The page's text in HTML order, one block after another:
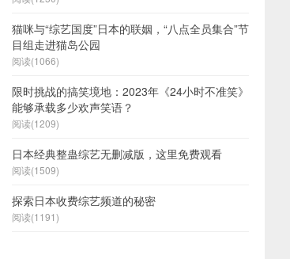
猫咪与“综艺国度”日本的联姻，“八点全员集合”节
目组走进猫岛公园
阅读(1066)
限时挑战的搞笑境地：2023年《24小时不准笑》
能够承载多少欢声笑语？
阅读(1209)
日本经典整蛊综艺无删减版，这里免费观看
阅读(1509)
探索日本收费综艺频道的秘密
阅读(1191)